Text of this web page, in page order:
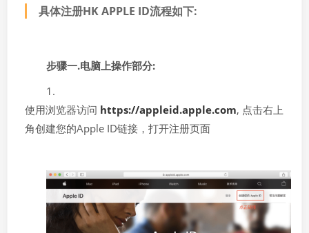
具体注册HK APPLE ID流程如下:
步骤一.电脑上操作部分:
1.
使用浏览器访问 https://appleid.apple.com, 点击右上
角创建您的Apple ID链接，打开注册页面